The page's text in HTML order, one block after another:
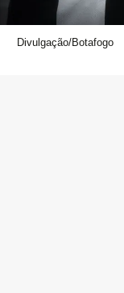
Divulgação/Botafogo